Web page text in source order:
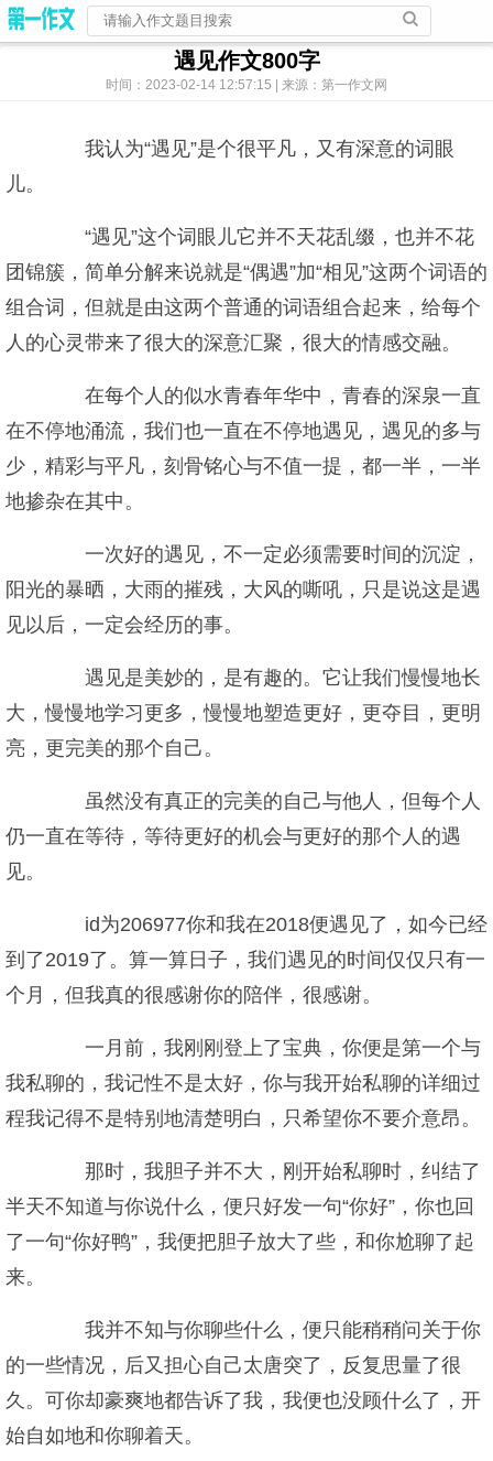
遇见作文800字
时间：2023-02-14 12:57:15 | 来源：第一作文网
我认为“遇见”是个很平凡，又有深意的词眼
儿。
“遇见”这个词眼儿它并不天花乱缀，也并不花
团锦簇，简单分解来说就是“偶遇”加“相见”这两个词语的
组合词，但就是由这两个普通的词语组合起来，给每个
人的心灵带来了很大的深意汇聚，很大的情感交融。
在每个人的似水青春年华中，青春的深泉一直
在不停地涌流，我们也一直在不停地遇见，遇见的多与
少，精彩与平凡，刻骨铭心与不值一提，都一半，一半
地掺杂在其中。
一次好的遇见，不一定必须需要时间的沉淀，
阳光的暴晒，大雨的摧残，大风的嘶吼，只是说这是遇
见以后，一定会经历的事。
遇见是美妙的，是有趣的。它让我们慢慢地长
大，慢慢地学习更多，慢慢地塑造更好，更夺目，更明
亮，更完美的那个自己。
虽然没有真正的完美的自己与他人，但每个人
仍一直在等待，等待更好的机会与更好的那个人的遇
见。
id为206977你和我在2018便遇见了，如今已经
到了2019了。算一算日子，我们遇见的时间仅仅只有一
个月，但我真的很感谢你的陪伴，很感谢。
一月前，我刚刚登上了宝典，你便是第一个与
我私聊的，我记性不是太好，你与我开始私聊的详细过
程我记得不是特别地清楚明白，只希望你不要介意昂。
那时，我胆子并不大，刚开始私聊时，纠结了
半天不知道与你说什么，便只好发一句“你好”，你也回
了一句“你好鸭”，我便把胆子放大了些，和你尬聊了起
来。
我并不知与你聊些什么，便只能稍稍问关于你
的一些情况，后又担心自己太唐突了，反复思量了很
久。可你却豪爽地都告诉了我，我便也没顾什么了，开
始自如地和你聊着天。